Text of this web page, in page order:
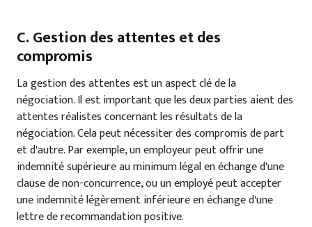
C. Gestion des attentes et des
compromis
La gestion des attentes est un aspect clé de la
négociation. Il est important que les deux parties aient des
attentes réalistes concernant les résultats de la
négociation. Cela peut nécessiter des compromis de part
et d'autre. Par exemple, un employeur peut offrir une
indemnité supérieure au minimum légal en échange d'une
clause de non-concurrence, ou un employé peut accepter
une indemnité légèrement inférieure en échange d'une
lettre de recommandation positive.